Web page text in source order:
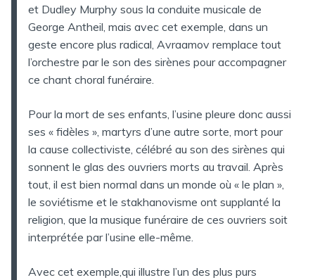
et Dudley Murphy sous la conduite musicale de
George Antheil, mais avec cet exemple, dans un
geste encore plus radical, Avraamov remplace tout
l’orchestre par le son des sirènes pour accompagner
ce chant choral funéraire.
Pour la mort de ses enfants, l’usine pleure donc aussi
ses « fidèles », martyrs d’une autre sorte, mort pour
la cause collectiviste, célébré au son des sirènes qui
sonnent le glas des ouvriers morts au travail. Après
tout, il est bien normal dans un monde où « le plan »,
le soviétisme et le stakhanovisme ont supplanté la
religion, que la musique funéraire de ces ouvriers soit
interprétée par l’usine elle-même.
Avec cet exemple,qui illustre l’un des plus purs